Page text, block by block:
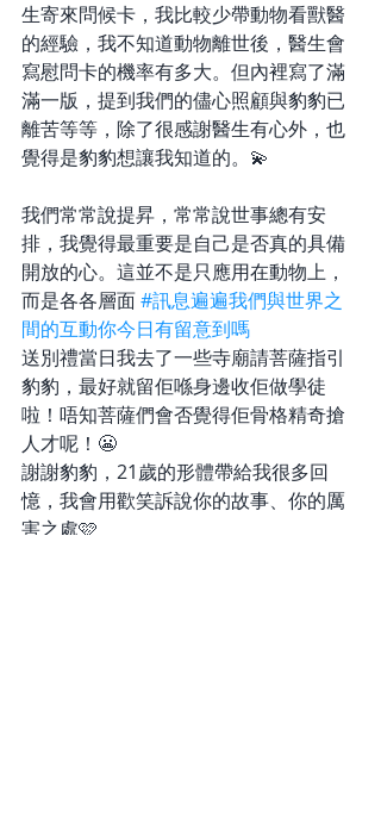
生寄來問候卡，我比較少帶動物看獸醫
的經驗，我不知道動物離世後，醫生會
寫慰問卡的機率有多大。但內裡寫了滿
滿一版，提到我們的儘心照顧與豹豹已
離苦等等，除了很感謝醫生有心外，也
覺得是豹豹想讓我知道的。💫
我們常常說提昇，常常說世事總有安
排，我覺得最重要是自己是否真的具備
開放的心。這並不是只應用在動物上，
而是各各層面 #訊息遍遍我們與世界之
間的互動你今日有留意到嗎
送別禮當日我去了一些寺廟請菩薩指引
豹豹，最好就留佢喺身邊收佢做學徒
啦！唔知菩薩們會否覺得佢骨格精奇搶
人才呢！😬
謝謝豹豹，21歲的形體帶給我很多回
憶，我會用歡笑訴說你的故事、你的厲
害之處🩷